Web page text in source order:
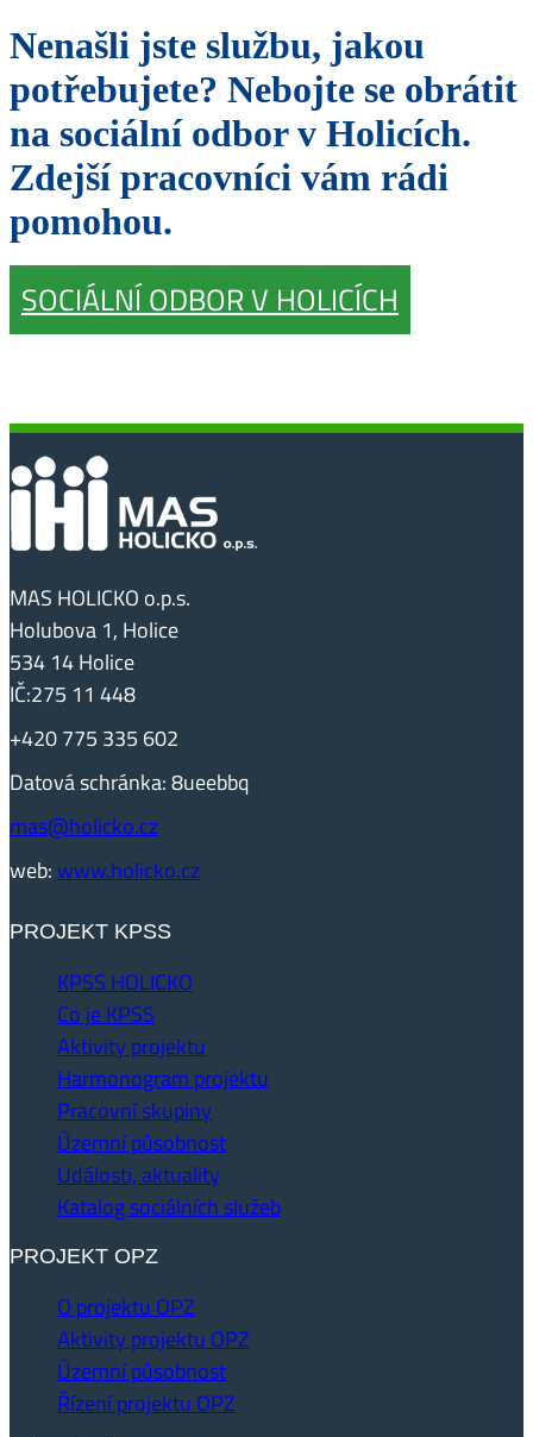
Nenašli jste službu, jakou
potřebujete? Nebojte se obrátit
na sociální odbor v Holicích.
Zdejší pracovníci vám rádi
pomohou.
SOCIÁLNÍ ODBOR V HOLICÍCH
MAS HOLICKO o.p.s.
Holubova 1, Holice
534 14 Holice
IČ:275 11 448
+420 775 335 602
Datová schránka: 8ueebbq
mas@holicko.cz
web:www.holicko.cz
PROJEKT KPSS
KPSS HOLICKO
Co je KPSS
Aktivity projektu
Harmonogram projektu
Pracovní skupiny
Územní působnost
Události, aktuality
Katalog sociálních služeb
PROJEKT OPZ
O projektu OPZ
Aktivity projektu OPZ
Územní působnost
Řízení projektu OPZ